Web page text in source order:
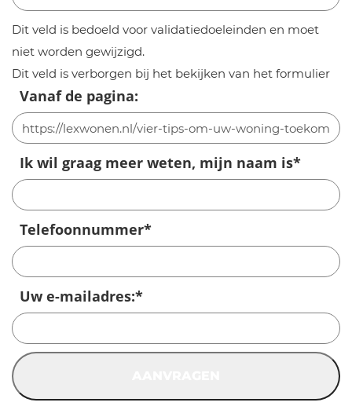
Dit veld is bedoeld voor validatiedoeleinden en moet
niet worden gewijzigd.
Dit veld is verborgen bij het bekijken van het formulier
Vanaf de pagina:
Ik wil graag meer weten, mijn naam is*
Telefoonnummer*
Uw e-mailadres:*